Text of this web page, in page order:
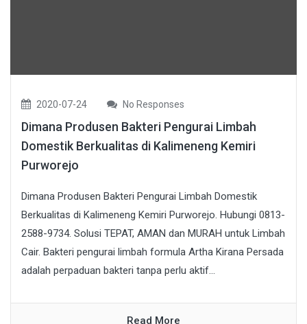
2020-07-24 No Responses
Dimana Produsen Bakteri Pengurai Limbah
Domestik Berkualitas di Kalimeneng Kemiri
Purworejo
Dimana Produsen Bakteri Pengurai Limbah Domestik
Berkualitas di Kalimeneng Kemiri Purworejo. Hubungi 0813-
2588-9734. Solusi TEPAT, AMAN dan MURAH untuk Limbah
Cair. Bakteri pengurai limbah formula Artha Kirana Persada
adalah perpaduan bakteri tanpa perlu aktif...
Read More